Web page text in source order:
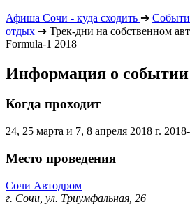
Афиша Сочи - куда сходить ➔
отдых ➔ Трек-дни на собственном
Formula-1 2018
Информация о событии
Когда проходит
24, 25 марта и 7, 8 апреля 2018 г.
Место проведения
Сочи Автодром
г​. Сочи, ул​. Триумфальная, 26